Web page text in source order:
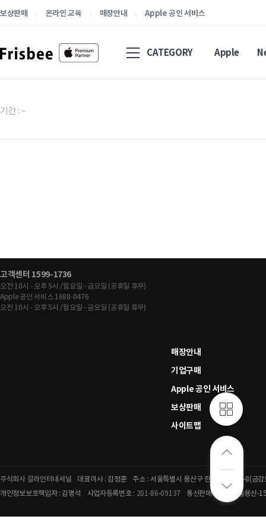
보상판매 온라인 교육 매장안내 Apple 공인 서비스
CATEGORY Apple
기간 : ~
고객센터 1599-1736
오전 10시 - 오후 5시 /월요일 - 금요일 (공휴일 휴무)
Apple 공인 서비스 1688-0476
오전 10시 - 오후 5시 /월요일 - 금요일 (공휴일 휴무)
매장안내
기업구매
Apple 공인 서비스
보상판매
사이트맵
주식회사 갈라인터내셔널 대표이사 : 김정훈
주소 : 서울특별시 용산구 한강대로 283-8(금
개인정보보호책임자 : 김명석
사업자등록번호 : 201-86-09137 통신판매 2019-서울용산-